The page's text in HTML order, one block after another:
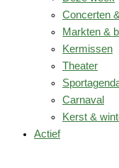
Concerten
Markten &
Kermissen
Theater
Carnaval
Kerst &
Actief